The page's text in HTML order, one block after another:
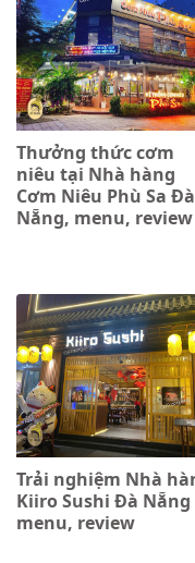
Thưởng thức cơm
niêu tại Nhà hàng
Cơm Niêu Phù Sa Đà
Nẵng, menu, review
Trải nghiệm Nhà
Kiiro Sushi Đà Nẵng
menu, review